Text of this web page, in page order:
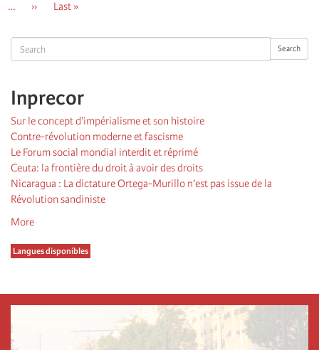
Search Search
Inprecor
Sur le concept d’impérialisme et son histoire
Contre-révolution moderne et fascisme
Le Forum social mondial interdit et réprimé
Ceuta: la frontière du droit à avoir des droits
Nicaragua : La dictature Ortega-Murillo n’est pas issue de la
Révolution sandiniste
More
Langues disponibles
…
Page
››
Dernière
Last »